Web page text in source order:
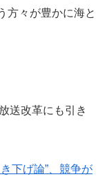
方々が豊かに海と
送改革にも引き
下げ論”、競争が